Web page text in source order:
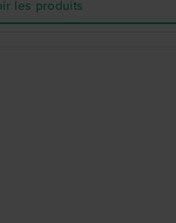
les produits